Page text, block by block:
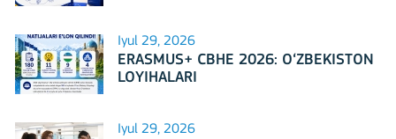
Iyul 29, 2026
ERASMUS+ CBHE 2026: O‘ZBEKISTON
LOYIHALARI
Iyul 29, 2026